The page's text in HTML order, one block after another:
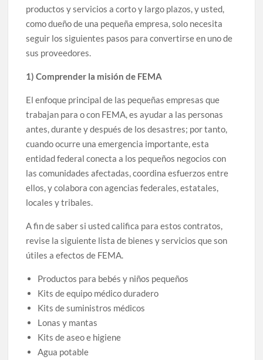
productos y servicios a corto y largo plazos, y usted,
como dueño de una pequeña empresa, solo necesita
seguir los siguientes pasos para convertirse en uno de
sus proveedores.
1) Comprender la misión de FEMA
El enfoque principal de las pequeñas empresas que
trabajan para o con FEMA, es ayudar a las personas
antes, durante y después de los desastres; por tanto,
cuando ocurre una emergencia importante, esta
entidad federal conecta a los pequeños negocios con
las comunidades afectadas, coordina esfuerzos entre
ellos, y colabora con agencias federales, estatales,
locales y tribales.
A fin de saber si usted califica para estos contratos,
revise la siguiente lista de bienes y servicios que son
útiles a efectos de FEMA.
Productos para bebés y niños pequeños
Kits de equipo médico duradero
Kits de suministros médicos
Lonas y mantas
Kits de aseo e higiene
Agua potable